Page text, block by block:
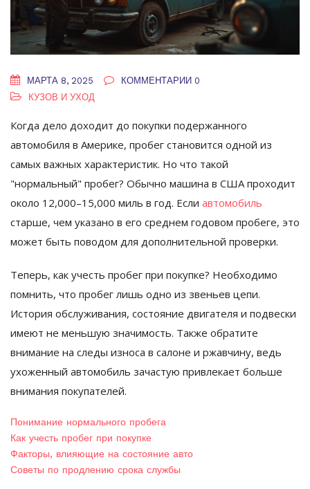
МАРТА 8, 2025
КОММЕНТАРИИ 0
КУЗОВ И УХОД
Когда дело доходит до покупки подержанного
автомобиля в Америке, пробег становится одной из
самых важных характеристик. Но что такой
"нормальный" пробег? Обычно машина в США проходит
около 12,000–15,000 миль в год. Если автомобиль
старше, чем указано в его среднем годовом пробеге, это
может быть поводом для дополнительной проверки.
Теперь, как учесть пробег при покупке? Необходимо
помнить, что пробег лишь одно из звеньев цепи.
История обслуживания, состояние двигателя и подвески
имеют не меньшую значимость. Также обратите
внимание на следы износа в салоне и ржавчину, ведь
ухоженный автомобиль зачастую привлекает больше
внимания покупателей.
Понимание нормального пробега
Как учесть пробег при покупке
Факторы, влияющие на состояние авто
Советы по продлению срока службы